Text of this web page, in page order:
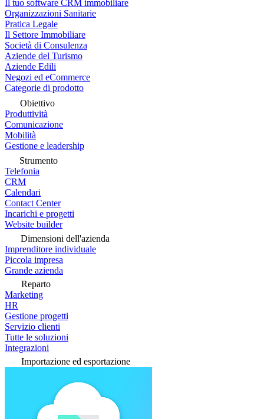
Il tuo software CRM immobiliare
Organizzazioni Sanitarie
Pratica Legale
Il Settore Immobiliare
Società di Consulenza
Aziende del Turismo
Aziende Edili
Negozi ed eCommerce
Categorie di prodotto
Obiettivo
Produttività
Comunicazione
Mobilità
Gestione e leadership
Strumento
Telefonia
CRM
Calendari
Contact Center
Incarichi e progetti
Website builder
Dimensioni dell'azienda
Imprenditore individuale
Piccola impresa
Grande azienda
Reparto
Marketing
HR
Gestione progetti
Servizio clienti
Tutte le soluzioni
Integrazioni
Importazione ed esportazione